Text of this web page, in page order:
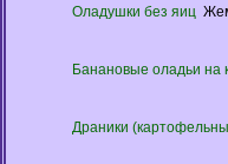
Оладушки без яиц
Банановые оладьи на
Драники